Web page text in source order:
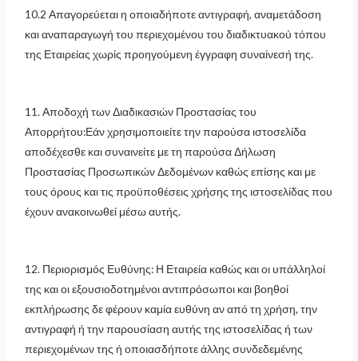
10.2 Απαγορεύεται η οποιαδήποτε αντιγραφή, αναμετάδοση
και αναπαραγωγή του περιεχομένου του διαδικτυακού τόπου
της Εταιρείας χωρίς προηγούμενη έγγραφη συναίνεσή της.
11. Αποδοχή των Διαδικασιών Προστασίας του
Απορρήτου:Εάν χρησιμοποιείτε την παρούσα ιστοσελίδα
αποδέχεσθε και συναινείτε με τη παρούσα Δήλωση
Προστασίας Προσωπικών Δεδομένων καθώς επίσης και με
τους όρους και τις προϋποθέσεις χρήσης της ιστοσελίδας που
έχουν ανακοινωθεί μέσω αυτής.
12. Περιορισμός Ευθύνης: Η Εταιρεία καθώς και οι υπάλληλοί
της και οι εξουσιοδοτημένοι αντιπρόσωποι και βοηθοί
εκπλήρωσης δε φέρουν καμία ευθύνη αν από τη χρήση, την
αντιγραφή ή την παρουσίαση αυτής της ιστοσελίδας ή των
περιεχομένων της ή οποιασδήποτε άλλης συνδεδεμένης